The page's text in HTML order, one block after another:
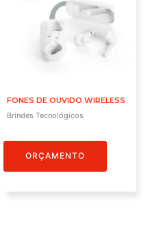
FONES DE OUVIDO WIRELESS
Brindes Tecnológicos
ORÇAMENTO